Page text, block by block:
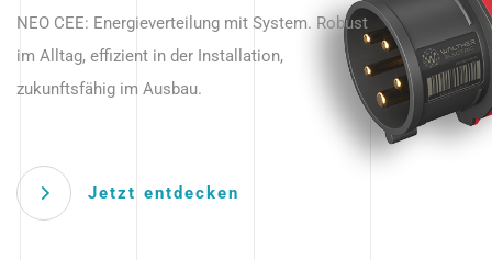
beginnt hier.
NEO CEE: Energieverteilung mit System. Robust
im Alltag, effizient in der Installation,
zukunftsfähig im Ausbau.
Jetzt entdecken
Anwendungen – robust, IP-geschützt und
zukunftsfähig.